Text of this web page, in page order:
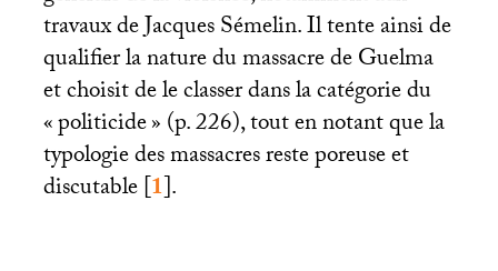
travaux de Jacques Sémelin. Il tente ainsi de
qualifier la nature du massacre de Guelma
et choisit de le classer dans la catégorie du
«politicide» (p. 226), tout en notant que la
typologie des massacres reste poreuse et
discutable[1].